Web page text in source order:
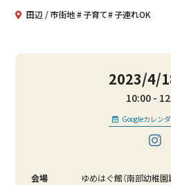
田辺 市街地 子育て 子連れOK
2023/4/
10:00
Googleカレン
会場
ゆめはぐ館（南部幼稚園